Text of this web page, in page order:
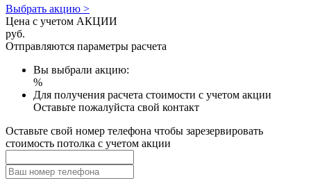
Выбрать акцию >
Цена с учетом АКЦИИ
руб.
Отправляются параметры расчета
Вы выбрали акцию:
%
Для получения расчета стоимости с учетом акции
Оставьте пожалуйста свой контакт
Оставьте свой номер телефона чтобы зарезервировать
стоимость потолка с учетом акции